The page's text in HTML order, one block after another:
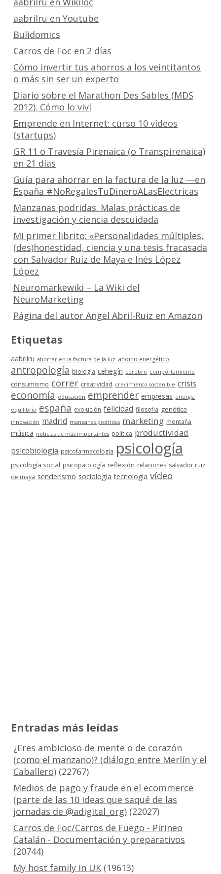
aabrilru en Youtube
Bulidomics
Carros de Foc en 2 días
Cómo invertir tus ahorros a los veintitantos
o más sin ser un experto
Diario sobre el Marathon Des Sables (MDS
2012). Cómo lo viví
Emprende en Internet: curso 10 vídeos
(startups)
GR 11 o Travesía Pirenaica (o Transpirenaica)
en 21 días
Guía para ahorrar en la factura de la luz —en
España #NoRegalesTuDineroALasElectricas
Manzanas podridas. Malas prácticas de
investigación y ciencia descuidada
Mi primer librito: «Personalidades múltiples,
(des)honestidad, ciencia y una tesis fracasada
con Salvador Ruiz de Maya e Inés López
López
Neuromarkewiki – La Wiki del
NeuroMarketing
Página del autor Angel Abril-Ruiz en Amazon
Etiquetas
aabrilru ahorrar en la factura de la luz ahorro energético
antropología biología cehegín cerebro comportamiento
consumismo correr creatividad crecimiento sostenible crisis
economía educación emprender empresas energía
equilibrio españa evolución felicidad filosofía genética
innovación madrid manzanas podridas marketing montaña
música noticias tic más importantes política productividad
psicobiología psicofarmacología psicología
psicología social psicopatología reflexión relaciones salvador ruiz
de maya senderismo sociología tecnología vídeo
Entradas más leídas
¿Eres ambicioso de mente o de corazón
(como el manzano)? (diálogo entre Merlín y el
Caballero)(22767)
Medios de pago y fraude en el ecommerce
(parte de las 10 ideas que saqué de las
jornadas de @adigital_org)(22027)
Carros de Foc/Carros de Fuego - Pirineo
Catalán - Documentación y preparativos
(20744)
My host family in UK(19613)